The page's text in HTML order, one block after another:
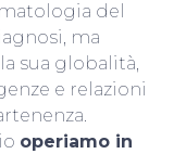
del
ma
sua globalità,
e relazioni
operiamo in